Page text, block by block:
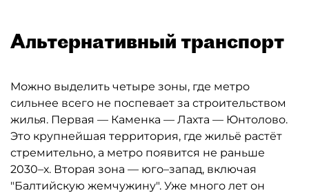
Альтернативный транспорт
Можно выделить четыре зоны, где метро
сильнее всего не поспевает за строительством
жилья. Первая — Каменка — Лахта — Юнтолово.
Это крупнейшая территория, где жильё растёт
стремительно, а метро появится не раньше
2030–х. Вторая зона — юго–запад, включая
"Балтийскую жемчужину". Уже много лет он